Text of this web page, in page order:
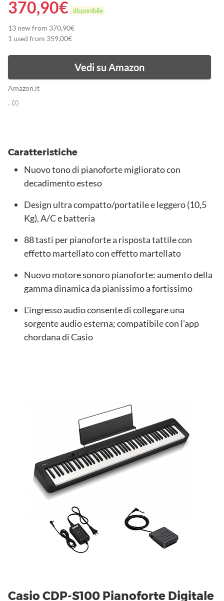
370,90€ disponibile
13 new from 370,90€
1 used from 359,00€
Vedi su Amazon
Amazon.it
.
Caratteristiche
Nuovo tono di pianoforte migliorato con
decadimento esteso
Design ultra compatto/portatile e leggero (10,5
Kg), A/C e batteria
88 tasti per pianoforte a risposta tattile con
effetto martellato con effetto martellato
Nuovo motore sonoro pianoforte: aumento della
gamma dinamica da pianissimo a fortissimo
L'ingresso audio consente di collegare una
sorgente audio esterna; compatibile con l'app
chordana di Casio
Casio CDP-S100 Pianoforte Digitale